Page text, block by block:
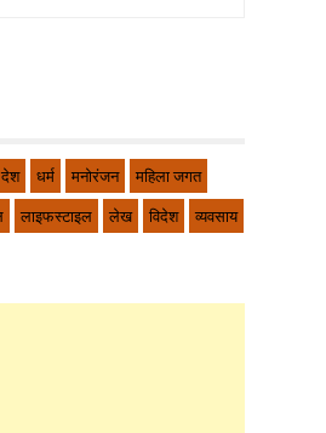
देश धर्म मनोरंजन
महिला जगत
लाइफस्टाइल लेख विदेश
व्यवसाय